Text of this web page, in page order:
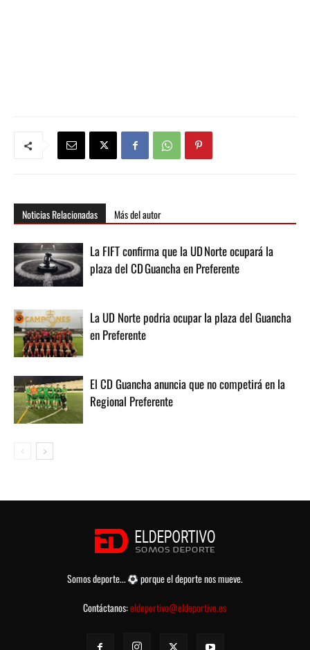
Noticias Relacionadas Más del autor
La FIFT confirma que la UD Norte ocupará la
plaza del CD Guancha en Preferente
La UD Norte podria ocupar la plaza del Guancha
en Preferente
El CD Guancha anuncia que no competirá en la
Regional Preferente
Somos deporte...
porque el deporte nos mueve.
Contáctanos:eldeportivo@eldeportivo.es